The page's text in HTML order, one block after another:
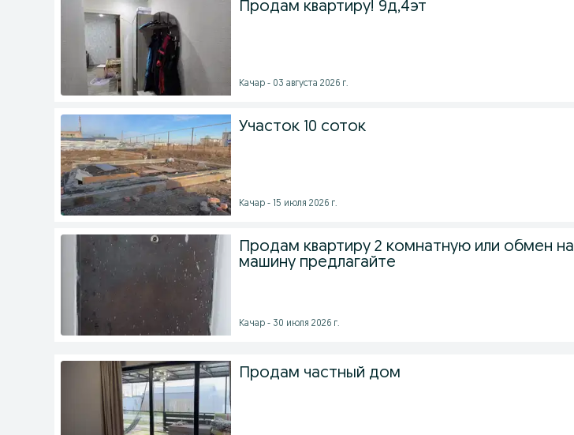
Продам квартиру! 9д,4эт
Качар - 03 августа 2026 г.
Участок 10 соток
Качар - 15 июля 2026 г.
Продам квартиру 2 комнатную или обмен на
машину предлагайте
Качар - 30 июля 2026 г.
Продам частный дом